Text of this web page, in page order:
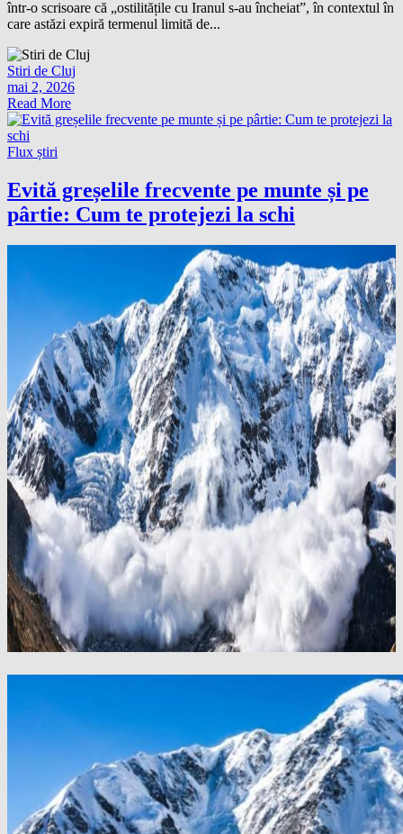
într-o scrisoare că „ostilitățile cu Iranul s-au încheiat”, în contextul în
care astăzi expiră termenul limită de...
Stiri de Cluj
mai 2, 2026
Read More
Flux știri
Evită greșelile frecvente pe munte și pe
pârtie: Cum te protejezi la schi